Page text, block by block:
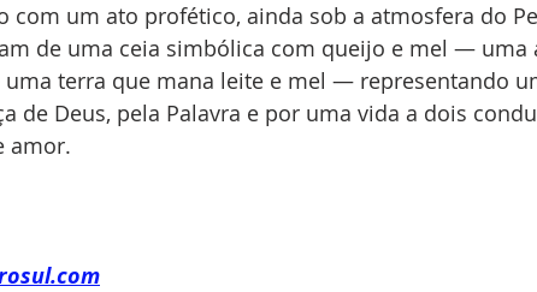
com um ato profético, ainda sob a atmosfera do
de uma ceia simbólica com queijo e mel — uma
terra que mana leite e mel — representando
de Deus, pela Palavra e por uma vida a dois
amor.